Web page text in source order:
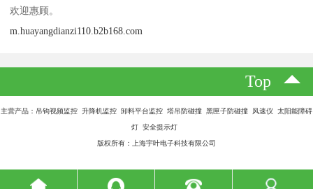
欢迎惠顾。
m.huayangdianzi110.b2b168.com
Top
主营产品：吊钩视频监控 升降机监控 卸料平台监控 塔吊防碰撞 黑匣子防碰撞 风速仪 太阳能障碍
灯 安全提示灯
版权所有：上海宇叶电子科技有限公司